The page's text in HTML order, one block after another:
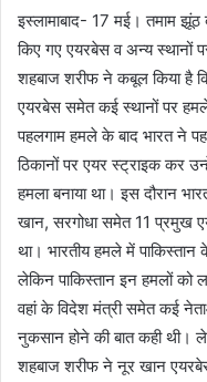
इस्लामाबाद- 17 मई। तमाम झूंठ
किए गए एयरबेस व अन्य स्थानों
शहबाज शरीफ ने कबूल किया है
एयरबेस समेत कई स्थानों पर
पहलगाम हमले के बाद भारत ने
ठिकानों पर एयर स्ट्राइक कर
हमला बनाया था। इस दौरान
खान, सरगोधा समेत 11 प्रमुख
था। भारतीय हमले में
लेकिन पाकिस्तान इन हमलों को
वहां के विदेश मंत्री समेत कई
नुकसान होने की बात कही थी।
शहबाज शरीफ ने नूर खान